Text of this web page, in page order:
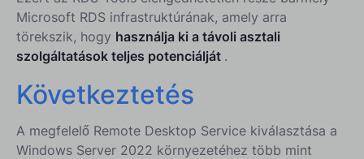
Microsoft RDS infrastruktúrának, amely arra
törekszik, hogy használja ki a távoli asztali
szolgáltatások teljes potenciálját .
Következtetés
A megfelelő Remote Desktop Service kiválasztása a
Windows Server 2022 környezetéhez több mint